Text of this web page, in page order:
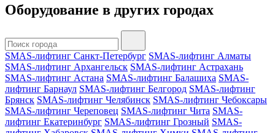
Оборудование в других городах
SMAS-лифтинг Санкт-Петербург SMAS-лифтинг Алматы
SMAS-лифтинг Архангельск SMAS-лифтинг Астрахань
SMAS-лифтинг Астана SMAS-лифтинг Балашиха SMAS-
лифтинг Барнаул SMAS-лифтинг Белгород SMAS-лифтинг
Брянск SMAS-лифтинг Челябинск SMAS-лифтинг Чебоксары
SMAS-лифтинг Череповец SMAS-лифтинг Чита SMAS-
лифтинг Екатеринбург SMAS-лифтинг Грозный SMAS-